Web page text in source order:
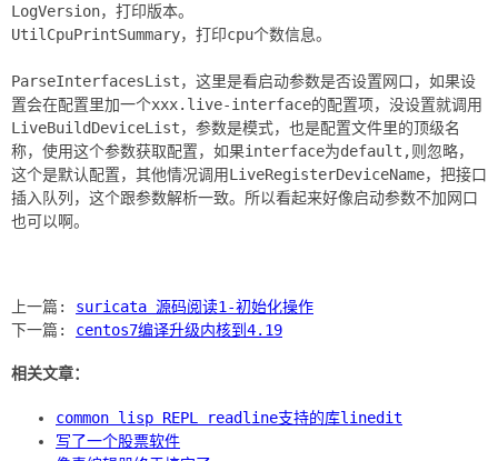
LogVersion，打印版本。
UtilCpuPrintSummary，打印cpu个数信息。
ParseInterfacesList，这里是看启动参数是否设置网口，如果设
置会在配置里加一个xxx.live-interface的配置项，没设置就调用
LiveBuildDeviceList，参数是模式，也是配置文件里的顶级名
称，使用这个参数获取配置，如果interface为default,则忽略，
这个是默认配置，其他情况调用LiveRegisterDeviceName，把接口
插入队列，这个跟参数解析一致。所以看起来好像启动参数不加网口
也可以啊。
上一篇: suricata 源码阅读1-初始化操作
下一篇: centos7编译升级内核到4.19
相关文章：
common lisp REPL readline支持的库linedit
写了一个股票软件